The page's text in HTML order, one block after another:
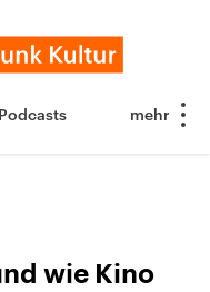
Podcasts
wie Kino